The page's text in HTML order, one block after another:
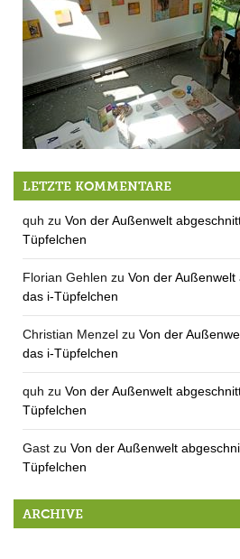
LETZTE KOMMENTARE
quh zu Von der Außenwelt
Tüpfelchen
Florian Gehlen zu Von der
das i-Tüpfelchen
Christian Menzel zu Von der
das i-Tüpfelchen
quh zu Von der Außenwelt
Tüpfelchen
Gast zu Von der Außenwelt
Tüpfelchen
ARCHIVE